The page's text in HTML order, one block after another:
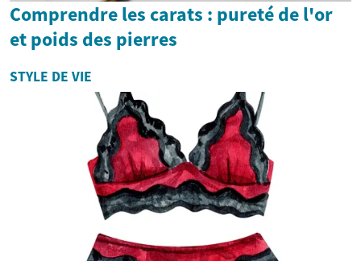
Comprendre les carats : pureté de l'or
et poids des pierres
STYLE DE VIE